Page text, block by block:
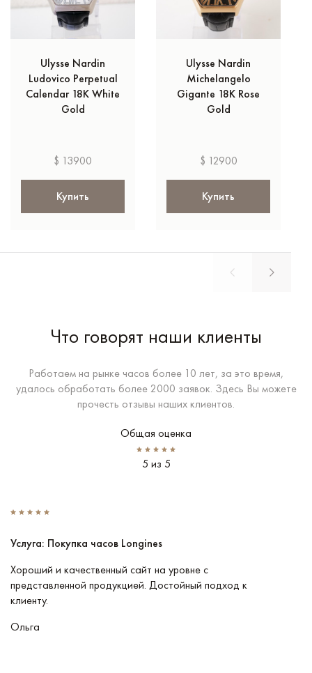
Ulysse Nardin
Ludovico Perpetual
Calendar 18K White
Gold
$ 13900
Купить
Ulysse Nardin
Michelangelo
Gigante 18K Rose
Gold
$ 12900
Купить
Что говорят наши клиенты
Работаем на рынке часов более 10 лет, за это время,
удалось обработать более 2000 заявок. Здесь Вы можете
прочесть отзывы наших клиентов.
Общая оценка
5 из 5
Услуга: Покупка часов Longines
Хороший и качественный сайт на уровне с
представленной продукцией. Достойный подход к
клиенту.
Ольга